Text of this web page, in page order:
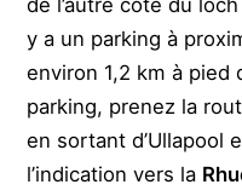
y a un parking à
environ 1,2 km à pied
parking, prenez la
en sortant d’Ullapool
l’indication vers la